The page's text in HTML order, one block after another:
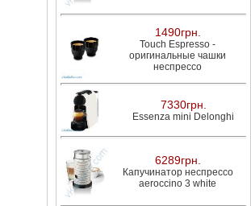
1490грн.
Touch Espresso -
оригинальные чашки
неспрессо
7330грн.
Essenza mini Delonghi
6289грн.
Капучинатор неспрессо
aeroccino 3 white